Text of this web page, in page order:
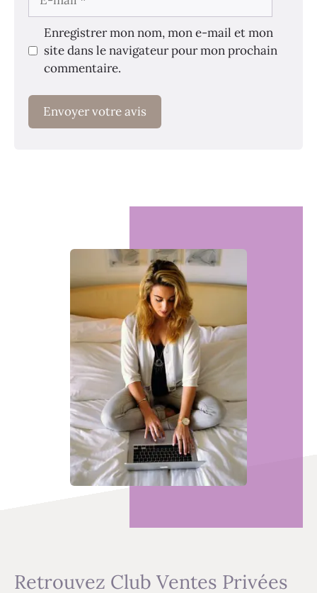
mail
Enregistrer mon nom, mon e-mail et mon
site dans le navigateur pour mon prochain
commentaire.
Retrouvez Club Ventes Privées